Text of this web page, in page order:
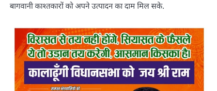
बागवानी काश्तकारों को अपने उत्पादन का दाम मिल सके.